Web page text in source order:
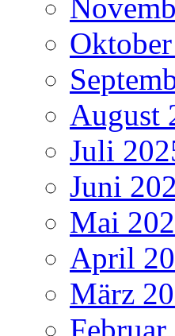
August
Juli
Juni
Mai
April
März